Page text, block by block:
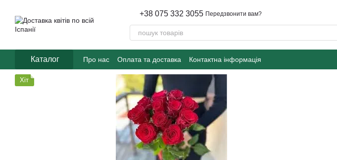
+38 075 332 3055 Передзвонити вам?
Каталог Про нас Оплата та доставка Контактна інформація
Хіт